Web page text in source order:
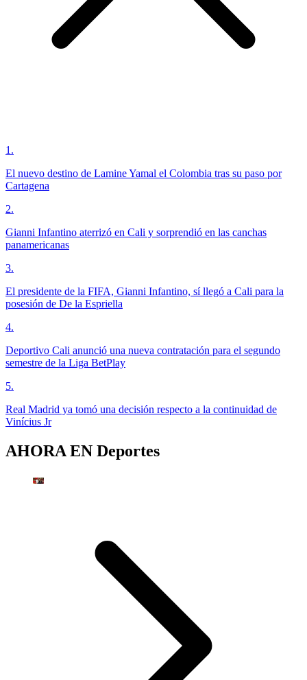
1 .
El nuevo destino de Lamine Yamal el Colombia tras su paso por
Cartagena
2.
Gianni Infantino aterrizó en Cali y sorprendió en las canchas
panamericanas
3.
El presidente de la FIFA, Gianni Infantino, sí llegó a Cali para la
posesión de De la Espriella
4.
Deportivo Cali anunció una nueva contratación para el segundo
semestre de la Liga BetPlay
5.
Real Madrid ya tomó una decisión respecto a la continuidad de
Vinícius Jr
AHORA EN Deportes